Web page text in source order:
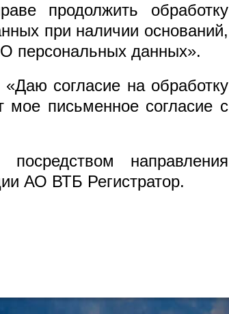
продолжить обработку
при наличии оснований,
персональных данных».
согласие на обработку
мое письменное согласие с
направления
АО ВТБ Регистратор.